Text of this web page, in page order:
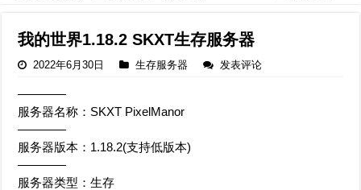
我的世界1.18.2 SKXT生存服务器
2022年6月30日 生存服务器 发表评论
————
服务器名称：SKXT PixelManor
————
服务器版本：1.18.2(支持低版本)
————
服务器类型：生存